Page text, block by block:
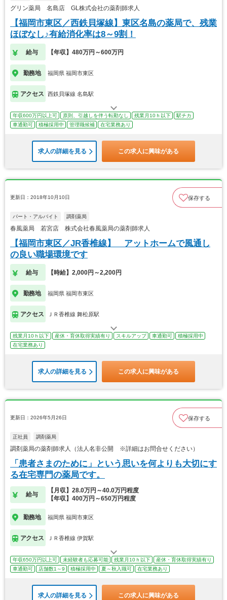
グリン薬局 名島店 GL株式会社の薬剤師求人
【福岡市東区／西鉄貝塚線】東区名島の薬局で、残業
ほぼなし♪有給消化率は8～9割！
給与 【年収】480万円～600万円
勤務地 福岡県 福岡市東区
アクセス 西鉄貝塚線 名島駅
年収600万円以上可 原則、引越しを伴う転勤なし 残業月10ｈ以下
駅チカ
車通勤可
積極採用中 管理職候補 在宅業務あり
求人の詳細を見る この求人に興味がある
更新日：2018年10月10日 保存する
パート・アルバイト 調剤薬局
春風薬局 若宮店 株式会社春風薬局の薬剤師求人
【福岡市東区／JR香椎線】 アットホームで風通し
の良い職場環境です
給与 【時給】2,000円～2,200円
勤務地 福岡県 福岡市東区
アクセス ＪＲ香椎線 舞松原駅
残業月10ｈ以下 産休・育休取得実績有り スキルアップ 車通勤可
積極採用中
在宅業務あり
求人の詳細を見る この求人に興味がある
更新日：2026年5月26日 保存する
正社員 調剤薬局
調剤薬局の薬剤師求人（法人名非公開 ※詳細はお問合せください）
「患者さまのために」という思いを何よりも大切にす
る在宅専門の薬局です。
給与
【月収】28.0万円～40.0万円程度
【年収】400万円～650万円程度
勤務地 福岡県 福岡市東区
アクセス ＪＲ香椎線 伊賀駅
年収650万円以上可 未経験者も応募可能 残業月10ｈ以下
産休・育休取得実績有り
車通勤可
店舗数1～9 積極採用中 夏～秋入職可 在宅業務あり
求人の詳細を見る この求人に興味がある